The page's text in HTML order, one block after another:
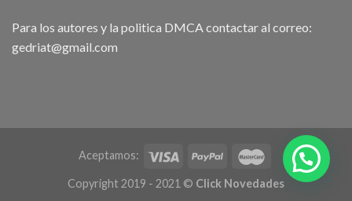
Para los autores y la politica DMCA contactar al correo:
gedriat@gmail.com
Aceptamos:
Copyright 2019 - 2021 © Click Novedades